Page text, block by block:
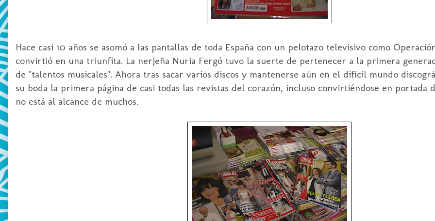
Hace casi 10 años se asomó a las pantallas de toda España con un pelotazo televisivo como
convirtió en una triunfita. La nerjeña Nuria Fergó tuvo la suerte de pertenecer a la primera
de "talentos musicales". Ahora tras sacar varios discos y mantenerse aún en el difícil mundo
su boda la primera página de casi todas las revistas del corazón, incluso convirtiéndose en portada
no está al alcance de muchos.